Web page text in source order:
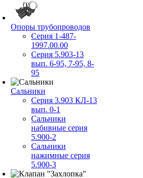
Опоры трубопроводов
Серия 1-487-
1997.00.00
Серия 5.903-13
вып. 6-95, 7-95, 8-
95
Сальники
Серия 3.903 КЛ-13
вып. 0-1
Сальники
набивные серия
5.900-2
Сальники
нажимные серия
5.900-3